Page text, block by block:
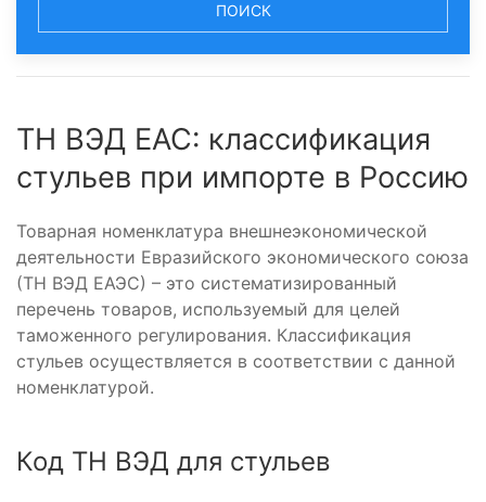
ПОИСК
ТН ВЭД ЕАС: классификация
стульев при импорте в Россию
Товарная номенклатура внешнеэкономической
деятельности Евразийского экономического союза
(ТН ВЭД ЕАЭС) – это систематизированный
перечень товаров, используемый для целей
таможенного регулирования. Классификация
стульев осуществляется в соответствии с данной
номенклатурой.
Код ТН ВЭД для стульев